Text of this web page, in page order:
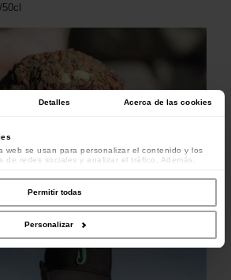
Detalles Acerca de las cookies
web se usan para personalizar el contenido y los
de redes sociales y analizar el tráfico. Además,
publicidad y análisis web, quienes pueden
que les haya proporcionado o que hayan
haya hecho de sus servicios.
Permitir todas
Personalizar